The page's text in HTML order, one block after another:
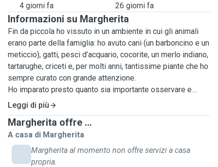
4 giorni fa 26 giorni fa
Informazioni su Margherita
Fin da piccola ho vissuto in un ambiente in cui gli animali
erano parte della famiglia: ho avuto cani (un barboncino e un
meticcio), gatti, pesci d’acquario, cocorite, un merlo indiano,
tartarughe, criceti e, per molti anni, tantissime piante che ho
sempre curato con grande attenzione.
Ho imparato presto quanto sia importante osservare e
rispettare le necessità di ogni essere vivente, anche il più
piccolo.
Da quando vivo fuori casa, non ho potuto accogliere altri
animali in modo stabile, anche a causa di spostamenti
frequenti. Ma proprio per questo, da qualche anno ho
Leggi di più
Margherita offre ...
A casa di Margherita
Margherita al momento non offre servizi a casa
propria.